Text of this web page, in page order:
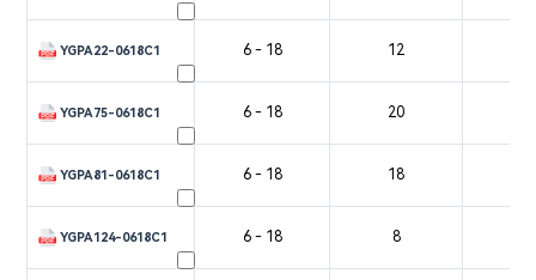
YGPA22-0618C1 6 - 18 12
YGPA75-0618C1 6 - 18 20
YGPA81-0618C1 6 - 18 18
YGPA124-0618C1 6 - 18 8